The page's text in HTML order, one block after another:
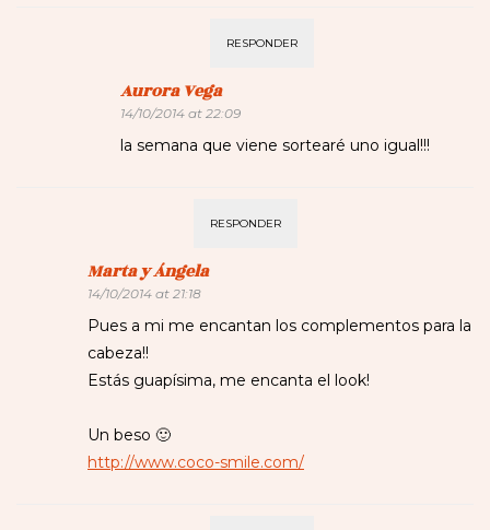
RESPONDER
Aurora Vega
14/10/2014 at 22:09
la semana que viene sortearé uno igual!!!
RESPONDER
Marta y Ángela
14/10/2014 at 21:18
Pues a mi me encantan los complementos para la
cabeza!!
Estás guapísima, me encanta el look!
Un beso 🙂
http://www.coco-smile.com/